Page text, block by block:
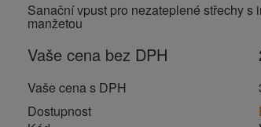
Sanační vpust pro nezateplené střechy s
manžetou
Vaše cena bez DPH
Vaše cena s DPH
Dostupnost